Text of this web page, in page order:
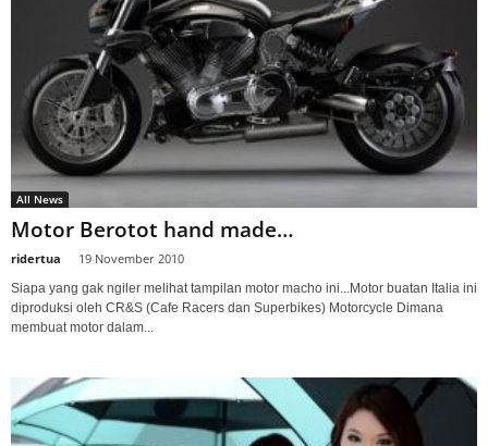
All News
Motor Berotot hand made…
ridertua 19 November 2010
Siapa yang gak ngiler melihat tampilan motor macho ini...Motor buatan Italia ini
diproduksi oleh CR&S (Cafe Racers dan Superbikes) Motorcycle Dimana
membuat motor dalam...